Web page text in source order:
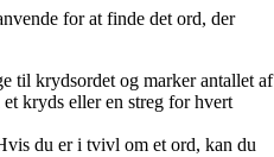
for at finde det ord, der
til krydsordet og marker antallet af
kryds eller en streg for hvert
du er i tvivl om et ord, kan du